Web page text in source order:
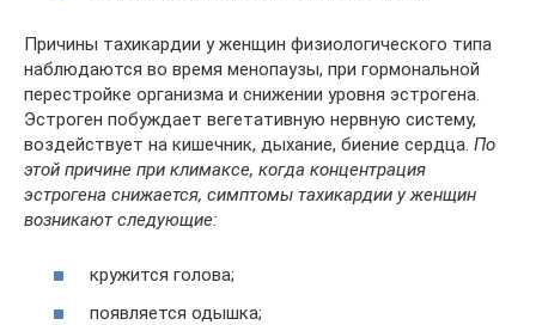
Причины тахикардии у женщин физиологического типа
наблюдаются во время менопаузы, при гормональной
перестройке организма и снижении уровня эстрогена.
Эстроген побуждает вегетативную нервную систему,
воздействует на кишечник, дыхание, биение сердца. По
этой причине при климаксе, когда концентрация
эстрогена снижается, симптомы тахикардии у женщин
возникают следующие:
кружится голова;
появляется одышка;